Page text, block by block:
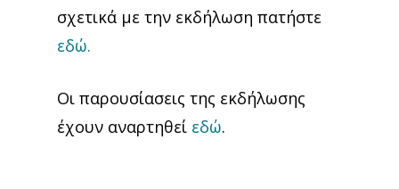
σχετικά με την εκδήλωση πατήστε
εδώ.
Οι παρουσίασεις της εκδήλωσης
έχουν αναρτηθεί εδώ.